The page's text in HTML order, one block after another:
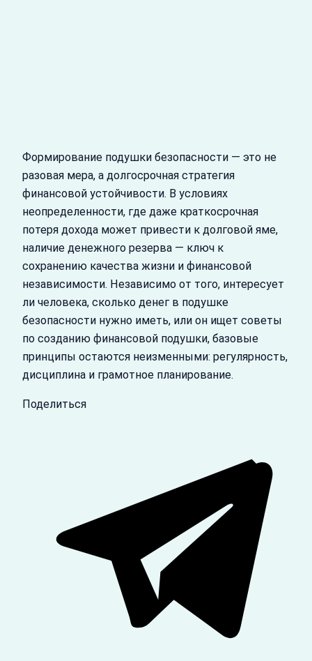
Формирование подушки безопасности — это не
разовая мера, а долгосрочная стратегия
финансовой устойчивости. В условиях
неопределенности, где даже краткосрочная
потеря дохода может привести к долговой яме,
наличие денежного резерва — ключ к
сохранению качества жизни и финансовой
независимости. Независимо от того, интересует
ли человека, сколько денег в подушке
безопасности нужно иметь, или он ищет советы
по созданию финансовой подушки, базовые
принципы остаются неизменными: регулярность,
дисциплина и грамотное планирование.
Поделиться